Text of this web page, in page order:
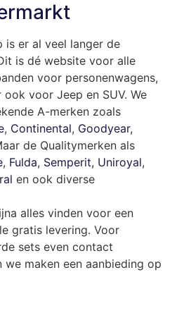
is er al veel langer de
is dé website voor alle
voor personenwagens,
voor Jeep en SUV. We
A-merken zoals
, Continental, Goodyear,
de Qualitymerken als
, Fulda, Semperit, Uniroyal,
en ook diverse
alles vinden voor een
gratis levering. Voor
sets even contact
we maken een aanbieding op